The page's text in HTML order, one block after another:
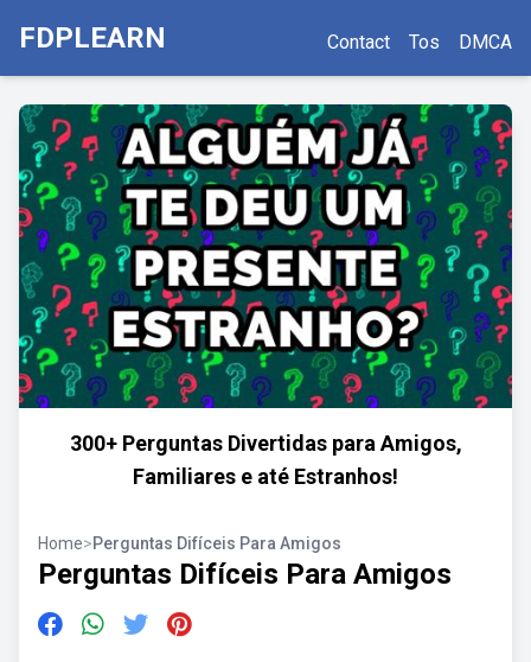
FDPLEARN Contact Tos DMCA
300+ Perguntas Divertidas para Amigos,
Familiares e até Estranhos!
Home>Perguntas Difíceis Para Amigos
Perguntas Difíceis Para Amigos